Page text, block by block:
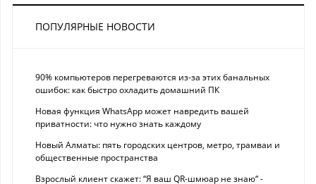
ПОПУЛЯРНЫЕ НОВОСТИ
90% компьютеров перегреваются из-за этих банальных
ошибок: как быстро охладить домашний ПК
Новая функция WhatsApp может навредить вашей
приватности: что нужно знать каждому
Новый Алматы: пять городских центров, метро, трамваи и
общественные пространства
Взрослый клиент скажет: “Я ваш QR-шмюар не знаю“ -